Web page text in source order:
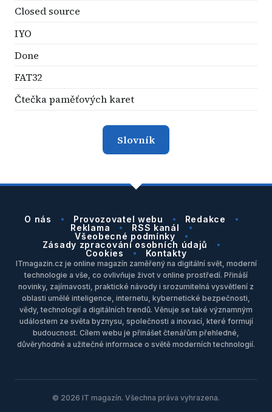
Closed source
IYO
Done
FAT32
Čtečka paměťových karet
Slovník
O nás Provozovatel webu
Redakce
Reklama
RSS kanál
Všeobecné podmínky
Zásady zpracování osobních údajů
Cookies
Kontakty
ITmagazin.cz je online magazín zaměřený na digitální svět, moderní
technologie a vše, co ovlivňuje život v online prostředí. Přináší
novinky, zajímavosti, praktické návody i srozumitelná vysvětlení z
oblasti umělé inteligence, internetu, kybernetické bezpečnosti,
vědy, technologií a digitálních trendů. Věnuje se také významným
událostem ze světa byznysu, společnosti a inovací, které formují
budoucnost. Cílem webu je přinášet čtenářům přehledné,
důvěryhodné a užitečné informace o světě moderních technologií.
© 2026 IT magazín. Všechna práva vyhrazena.